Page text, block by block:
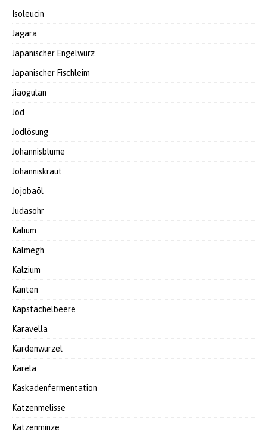
Isoleucin
Jagara
Japanischer Engelwurz
Japanischer Fischleim
Jiaogulan
Jod
Jodlösung
Johannisblume
Johanniskraut
Jojobaöl
Judasohr
Kalium
Kalmegh
Kalzium
Kanten
Kapstachelbeere
Karavella
Kardenwurzel
Karela
Kaskadenfermentation
Katzenmelisse
Katzenminze